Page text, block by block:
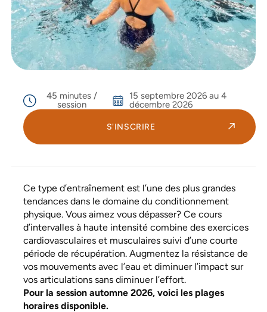
45 minutes /
session
15 septembre 2026 au 4
décembre 2026
S'INSCRIRE
Ce type d’entraînement est l’une des plus grandes
tendances dans le domaine du conditionnement
physique. Vous aimez vous dépasser? Ce cours
d’intervalles à haute intensité combine des exercices
cardiovasculaires et musculaires suivi d’une courte
période de récupération. Augmentez la résistance de
vos mouvements avec l’eau et diminuer l’impact sur
vos articulations sans diminuer l’effort.
Pour la session automne 2026, voici les plages
horaires disponible.